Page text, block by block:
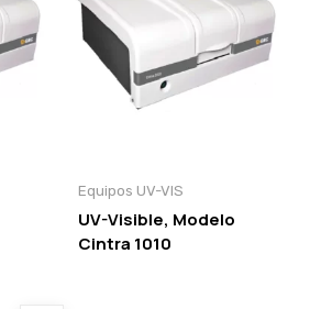
Equipos UV-VIS
UV-Visible, Modelo
Cintra 1010